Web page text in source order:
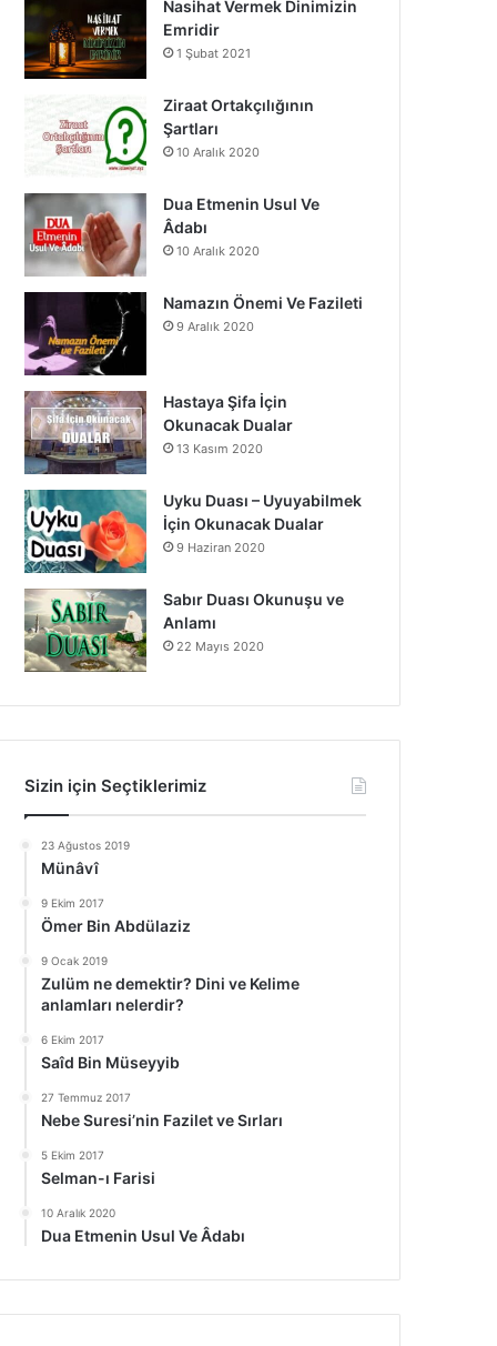
o
o
k
b
g
a
Nasihat Vermek Dinimizin
Emridir
1 Şubat 2021
Ziraat Ortakçılığının
Şartları
10 Aralık 2020
Dua Etmenin Usul Ve
Âdabı
10 Aralık 2020
Namazın Önemi Ve Fazileti
9 Aralık 2020
Hastaya Şifa İçin
Okunacak Dualar
13 Kasım 2020
Uyku Duası – Uyuyabilmek
İçin Okunacak Dualar
9 Haziran 2020
Sabır Duası Okunuşu ve
Anlamı
22 Mayıs 2020
Sizin için Seçtiklerimiz
23 Ağustos 2019
Münâvî
9 Ekim 2017
Ömer Bin Abdülaziz
9 Ocak 2019
Zulüm ne demektir? Dini ve Kelime
anlamları nelerdir?
6 Ekim 2017
Saîd Bin Müseyyib
27 Temmuz 2017
Nebe Suresi’nin Fazilet ve Sırları
5 Ekim 2017
Selman-ı Farisi
10 Aralık 2020
Dua Etmenin Usul Ve Âdabı